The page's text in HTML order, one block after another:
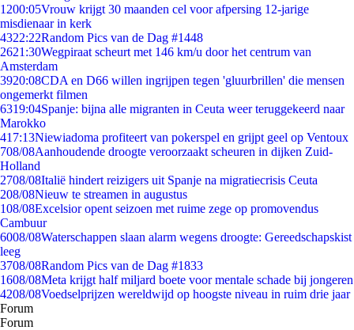
1200:05Vrouw krijgt 30 maanden cel voor afpersing 12-jarige
misdienaar in kerk
4322:22Random Pics van de Dag #1448
2621:30Wegpiraat scheurt met 146 km/u door het centrum van
Amsterdam
3920:08CDA en D66 willen ingrijpen tegen 'gluurbrillen' die mensen
ongemerkt filmen
6319:04Spanje: bijna alle migranten in Ceuta weer teruggekeerd naar
Marokko
417:13Niewiadoma profiteert van pokerspel en grijpt geel op Ventoux
708/08Aanhoudende droogte veroorzaakt scheuren in dijken Zuid-
Holland
2708/08Italië hindert reizigers uit Spanje na migratiecrisis Ceuta
208/08Nieuw te streamen in augustus
108/08Excelsior opent seizoen met ruime zege op promovendus
Cambuur
6008/08Waterschappen slaan alarm wegens droogte: Gereedschapskist
leeg
3708/08Random Pics van de Dag #1833
1608/08Meta krijgt half miljard boete voor mentale schade bij jongeren
4208/08Voedselprijzen wereldwijd op hoogste niveau in ruim drie jaar
Forum
Forum